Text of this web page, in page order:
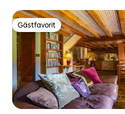
Gästfavorit
Gästfavorit